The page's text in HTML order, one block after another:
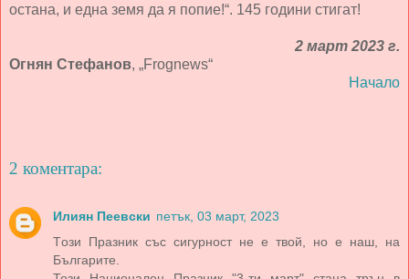
остана, и една земя да я попие!“. 145 години стигат!
2 март 2023 г.
Огнян Стефанов, „Frognews“
Начало
2 коментара:
Илиян Пеевски петък, 03 март, 2023
Tози Празник със сигурност не е твой, но е наш, на
Българите.